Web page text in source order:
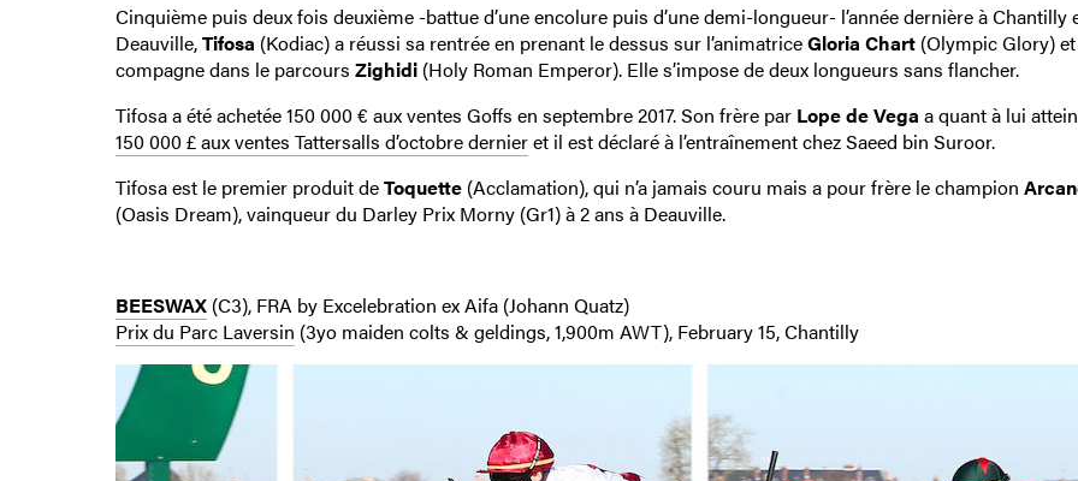
Cinquième puis deux fois deuxième -battue d’une encolure puis d’une demi-longueur- l’année dernière à Chantilly
Deauville,Tifosa (Kodiac) a réussi sa rentrée en prenant le dessus sur l’animatriceGloria Chart(Olympic Glory)
compagne dans le parcours Zighidi(Holy Roman Emperor). Elle s’impose de deux longueurs sans flancher.
Tifosa a été achetée 150 000 € aux ventes Goffs en septembre 2017. Son frère par Lope de Vega a quant à lui
150 000 £ aux ventes Tattersalls d’octobre dernieret il est déclaré à l’entraînement chez Saeed bin Suroor.
Tifosa est le premier produit deToquette(Acclamation), qui n’a jamais couru mais a pour frère le champion
(Oasis Dream), vainqueur du Darley Prix Morny (Gr1) à 2 ans à Deauville.
BEESWAX(C3), FRA by Excelebration ex Aifa (Johann Quatz)
Prix du Parc Laversin (3yo maiden colts & geldings, 1,900m AWT), February 15, Chantilly